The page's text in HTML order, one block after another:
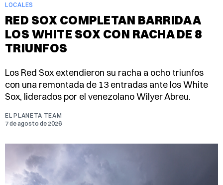
LOCALES
RED SOX COMPLETAN BARRIDA A
LOS WHITE SOX CON RACHA DE 8
TRIUNFOS
Los Red Sox extendieron su racha a ocho triunfos
con una remontada de 13 entradas ante los White
Sox, liderados por el venezolano Wilyer Abreu.
EL PLANETA TEAM
7 de agosto de 2026